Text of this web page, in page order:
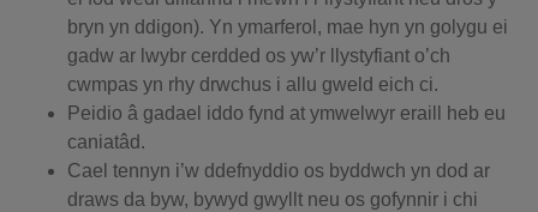
bryn yn ddigon). Yn ymarferol, mae hyn yn golygu ei
gadw ar lwybr cerdded os yw’r llystyfiant o’ch
cwmpas yn rhy drwchus i allu gweld eich ci.
Peidio â gadael iddo fynd at ymwelwyr eraill heb eu
caniatâd.
Cael tennyn i’w ddefnyddio os byddwch yn dod ar
draws da byw, bywyd gwyllt neu os gofynnir i chi